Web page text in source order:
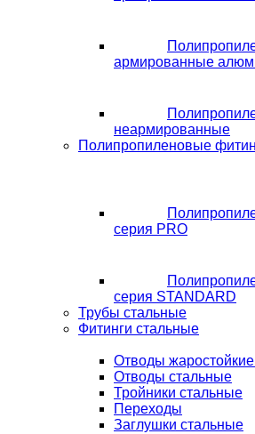
армированные
неармированные
Полипропиленовые
серия PRO
серия STANDARD
Трубы стальные
Фитинги стальные
Отводы
Отводы стальные
Тройники стальные
Переходы
Заглушки стальные